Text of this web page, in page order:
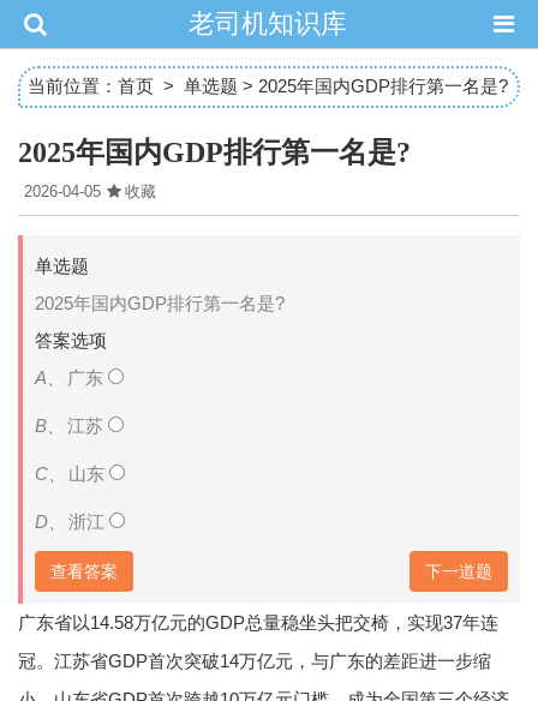
老司机知识库
当前位置： 首页 > 单选题 > 2025年国内GDP排行第一名是?
2025年国内GDP排行第一名是?
2026-04-05 收藏
单选题
2025年国内GDP排行第一名是?
答案选项
A、
广东
B、 江苏
C、 山东
D、 浙江
查看答案 下一道题
广东省以14.58万亿元的GDP总量稳坐头把交椅，实现37年连
冠。江苏省GDP首次突破14万亿元，与广东的差距进一步缩